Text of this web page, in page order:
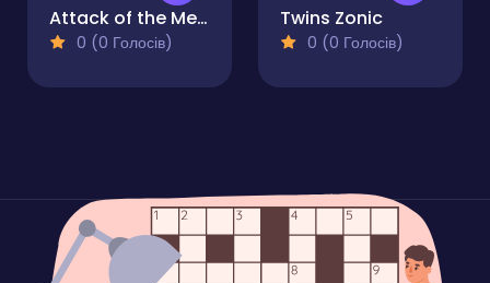
Attack of the Memes
0 (0 Голосів)
Twins Zonic
0 (0 Голосів)